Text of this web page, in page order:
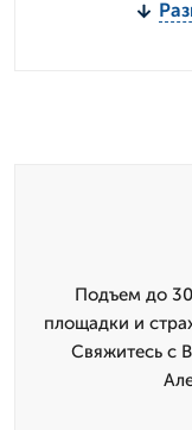
Подъем до 30
площадки и
Свяжитесь с